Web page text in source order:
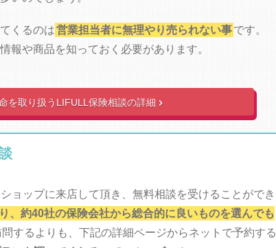
くるのは営業担当者に無理やり売られない事です。
報や商品を知っておく必要があります。
を取り扱うLIFULL保険相談の詳細 
ョップに来店して頂き、無料相談を受けることができ
、約40社の保険会社から総合的に良いものを選んでも
するよりも、下記の詳細ページからネットで予約する